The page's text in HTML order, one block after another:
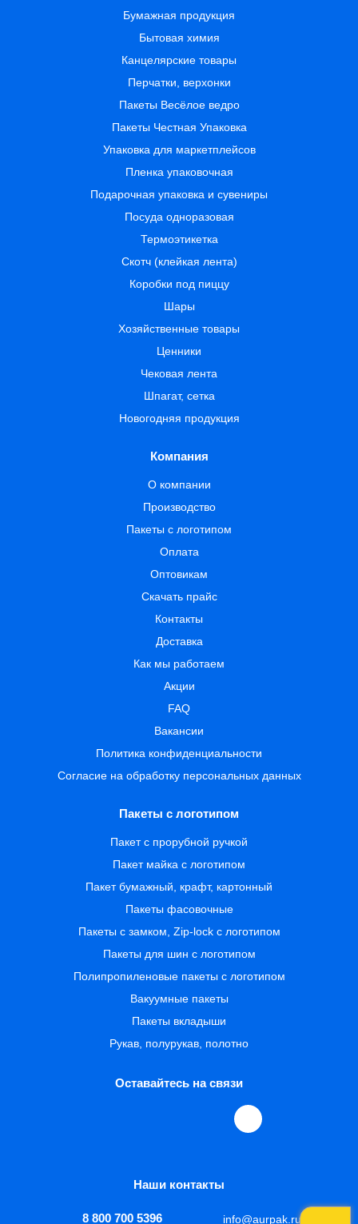
Бумажная продукция
Бытовая химия
Канцелярские товары
Перчатки, верхонки
Пакеты Весёлое ведро
Пакеты Честная Упаковка
Упаковка для маркетплейсов
Пленка упаковочная
Подарочная упаковка и сувениры
Посуда одноразовая
Термоэтикетка
Скотч (клейкая лента)
Коробки под пиццу
Шары
Хозяйственные товары
Ценники
Чековая лента
Шпагат, сетка
Новогодняя продукция
Компания
О компании
Производство
Пакеты с логотипом
Оплата
Оптовикам
Скачать прайс
Контакты
Доставка
Как мы работаем
Акции
FAQ
Вакансии
Политика конфиденциальности
Согласие на обработку персональных данных
Пакеты с логотипом
Пакет с прорубной ручкой
Пакет майка с логотипом
Пакет бумажный, крафт, картонный
Пакеты фасовочные
Пакеты с замком, Zip-lock с логотипом
Пакеты для шин с логотипом
Полипропиленовые пакеты с логотипом
Вакуумные пакеты
Пакеты вкладыши
Рукав, полурукав, полотно
Оставайтесь на связи
Наши контакты
8 800 700 5396 info@aurpak.ru